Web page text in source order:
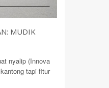
MUDIK
nyalip (Innova
tapi fitur